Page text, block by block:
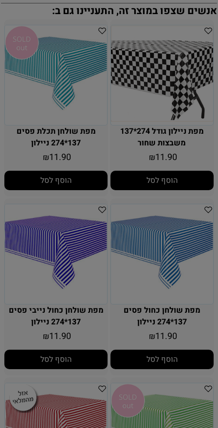
אנשים שצפו במוצר זה, התעניינו גם ב:
מפת ניילון גודל 274*137
משבצות שחור
₪11.90
הוסף לסל
מפת שולחן תכלת פסים
137*274 ניילון
₪11.90
הוסף לסל
מפת שולחן כחול פסים
137*274 ניילון
₪11.90
הוסף לסל
מפת שולחן כחול נייבי פסים
137*274 ניילון
₪11.90
הוסף לסל